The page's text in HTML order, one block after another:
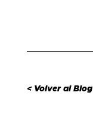
< Volver al Blog